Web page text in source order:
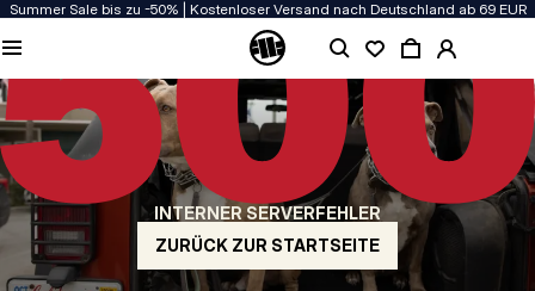
Summer Sale bis zu -50% | Kostenloser Versand nach Deutschland ab 69 EUR
INTERNER SERVERFEHLER
ZURÜCK ZUR STARTSEITE
QUALITÄT HAT BEI UNS PRIORITÄT
Unsere Kleidung wird mit Leidenschaft produziert. Bei Haltbarkeit, Langlebigkeit
der Materialien und Details machen wir keine Kompromisse.
US ORIGIN
Unsere Wurzeln reichen zurück ins San Diego der frühen 90er. Unser Stil ist roh,
authentisch und kompromisslos.
MARKE MIT CHARAKTER
Unsere Kollektionen tragen Sportler, Kämpfer und eigensinnige Individualisten